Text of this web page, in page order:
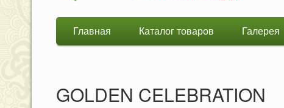
Главная Каталог товаров Галерея
GOLDEN CELEBRATION